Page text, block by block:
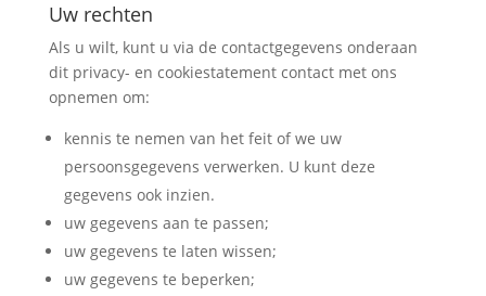
Uw rechten
Als u wilt, kunt u via de contactgegevens onderaan
dit privacy- en cookiestatement contact met ons
opnemen om:
kennis te nemen van het feit of we uw
persoonsgegevens verwerken. U kunt deze
gegevens ook inzien.
uw gegevens aan te passen;
uw gegevens te laten wissen;
uw gegevens te beperken;